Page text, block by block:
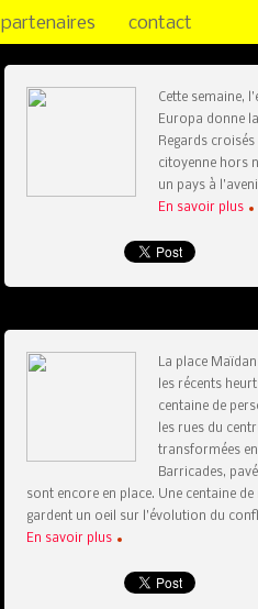
partenaires contact
Cette semaine,
Europa donne
Regards
citoyenne hors
un pays à
En savoir plus
La place
les récents
centaine de
les rues du
transformées
Barricades,
sont encore en place. Une centaine
gardent un oeil sur l’évolution du
En savoir plus